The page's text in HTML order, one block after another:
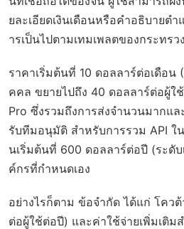
ยละเอียดเงินเดือนหรือคำอธิบายต
ารเป็นไปตามเทมเพลตของกระทร
ราคาเริ่มต้นที่ 10 ดอลลาร์ต่อเดือ
คคล ขยายไปถึง 40 ดอลลาร์ต่อผู้ใ
Pro ซึ่งรวมถึงการส่งจำนวนมากแล
รับทีมอนุมัติ สำหรับการรวม API ใ
นเริ่มต้นที่ 600 ดอลลาร์ต่อปี (ระดั
ค์กรที่กำหนดเอง
อย่างไรก็ตาม ข้อจำกัด ได้แก่ โคว
ต่อผู้ใช้ต่อปี) และค่าใช้จ่ายเพิ่มเติม